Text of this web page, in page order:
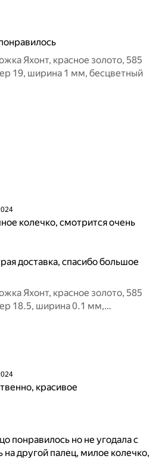
Яхонт, красное золото, 585
19, ширина 1 мм, бесцветный
колечко, смотрится очень
доставка, спасибо большое
Яхонт, красное золото, 585
18.5, ширина 0.1 мм,
красивое
понравилось но не угодала с
другой палец, милое колечко,